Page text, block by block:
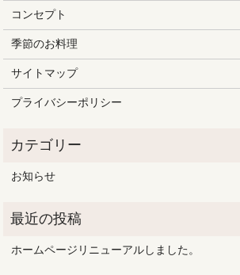
コンセプト
季節のお料理
サイトマップ
プライバシーポリシー
お知らせ
ホームページリニューアルしました。